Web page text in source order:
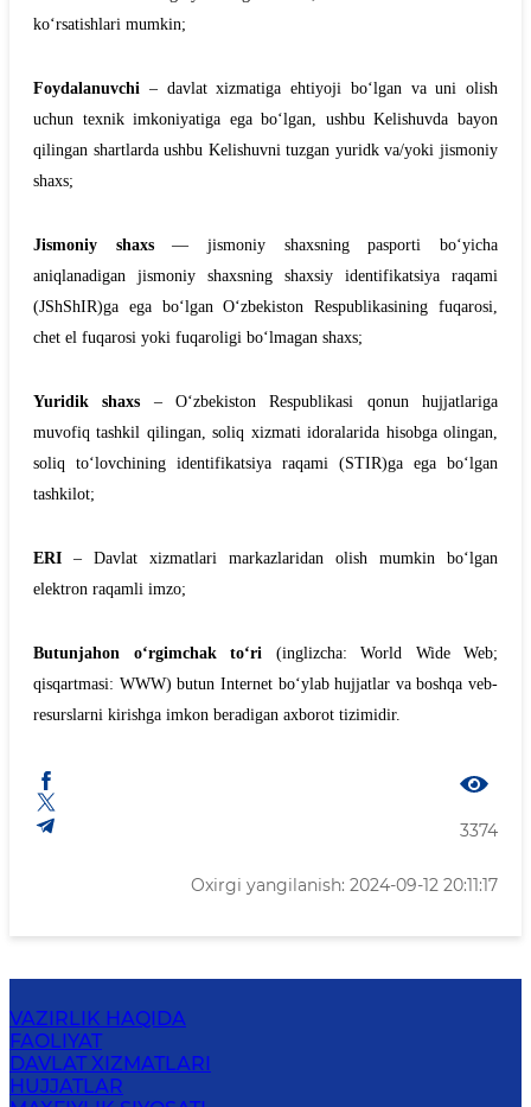
ko‘rsatishlari mumkin;
Foydalanuvchi – davlat xizmatiga ehtiyoji bo‘lgan va uni olish
uchun texnik imkoniyatiga ega bo‘lgan, ushbu Kelishuvda bayon
qilingan shartlarda ushbu Kelishuvni tuzgan yuridk va/yoki jismoniy
shaxs;
Jismoniy shaxs— jismoniy shaxsning pasporti bo‘yicha
aniqlanadigan jismoniy shaxsning shaxsiy identifikatsiya raqami
(JShShIR)ga ega bo‘lgan O‘zbekiston Respublikasining fuqarosi,
chet el fuqarosi yoki fuqaroligi bo‘lmagan shaxs;
Yuridik shaxs – O‘zbekiston Respublikasi qonun hujjatlariga
muvofiq tashkil qilingan, soliq xizmati idoralarida hisobga olingan,
soliq to‘lovchining identifikatsiya raqami (STIR)ga ega bo‘lgan
tashkilot;
ERI – Davlat xizmatlari markazlaridan olish mumkin bo‘lgan
elektron raqamli imzo;
Butunjahon oʻrgimchak toʻri (inglizcha: World Wide Web;
qisqartmasi: WWW) butun Internet boʻylab hujjatlar va boshqa veb-
resurslarni kirishga imkon beradigan axborot tizimidir.
3374
Oxirgi yangilanish: 2024-09-12 20:11:17
VAZIRLIK HAQIDA
FAOLIYAT
DAVLAT XIZMATLARI
HUJJATLAR